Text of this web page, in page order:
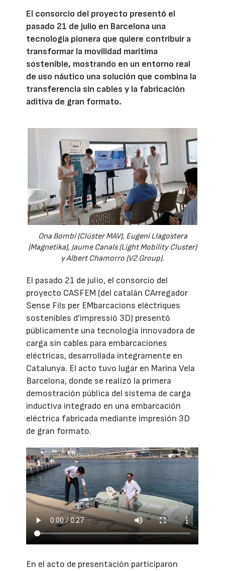
El consorcio del proyecto presentó el
pasado 21 de julio en Barcelona una
tecnología pionera que quiere contribuir a
transformar la movilidad marítima
sostenible, mostrando en un entorno real
de uso náutico una solución que combina la
transferencia sin cables y la fabricación
aditiva de gran formato.
Ona Bombí (Clúster MAV), Eugeni Llagostera
(Magnetika), Jaume Canals (Light Mobility Cluster)
y Albert Chamorro (V2 Group).
El pasado 21 de julio, el consorcio del
proyecto CASFEM (del catalán CArregador
Sense Fils per EMbarcacions eléctriques
sostenibles d’impressió 3D) presentó
públicamente una tecnología innovadora de
carga sin cables para embarcaciones
eléctricas, desarrollada íntegramente en
Catalunya. El acto tuvo lugar en Marina Vela
Barcelona, donde se realizó la primera
demostración pública del sistema de carga
inductiva integrado en una embarcación
eléctrica fabricada mediante impresión 3D
de gran formato.
En el acto de presentación participaron